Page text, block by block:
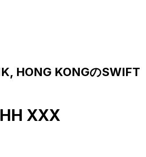
HONG KONGのSWIFT
XXX